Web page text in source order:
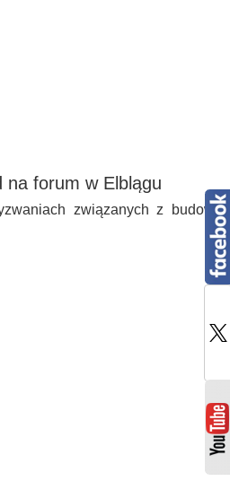
na forum w Elblągu
związanych z budową